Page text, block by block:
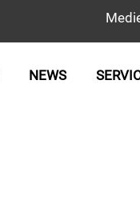
NEWS